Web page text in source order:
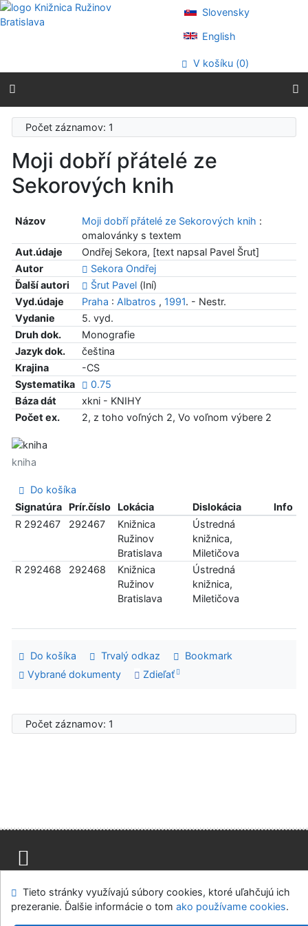
Prejsť na obsah
Prejsť na menu
Prehlásenie o webovej prístupnosti
Slovensky
English
V košíku (0)
Počet záznamov: 1
Moji dobří přátelé ze
Sekorových knih
Názov Moji dobří přátelé ze Sekorových knih :
omalovánky s textem
Aut.údaje
Ondřej Sekora, [text napsal Pavel Šrut]
Autor
Sekora Ondřej
Ďalší autori
Šrut Pavel(Iní)
Vyd.údaje
Praha : Albatros , 1991. - Nestr.
Vydanie
5. vyd.
Druh dok.
Monografie
Jazyk dok.
čeština
Krajina
-CS
Systematika
0.75
Báza dát
xkni - KNIHY
Počet ex.
2, z toho voľných 2, Vo voľnom výbere 2
kniha
Do košíka
Signatúra
Prír.číslo Lokácia Dislokácia
Info
R 292467
292467
Knižnica
Ružinov
Bratislava
Ústredná
knižnica,
Miletičova
R 292468
292468
Knižnica
Ružinov
Bratislava
Ústredná
knižnica,
Miletičova
Do košíka Trvalý odkaz
Bookmark
Vybrané dokumenty
Zdieľať
Počet záznamov: 1
Modul OpenSearch
Napíšte nám Nastavenie cookies
Tieto stránky využívajú súbory cookies, ktoré uľahčujú ich
prezeranie. Ďalšie informácie o tom ako používame cookies.